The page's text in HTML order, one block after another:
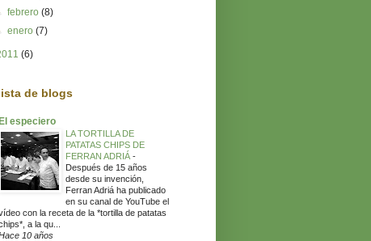
febrero(8)
enero(7)
(6)
de blogs
especiero
LA TORTILLA DE
PATATAS CHIPS DE
FERRAN ADRIÁ -
Después de 15 años
desde su invención,
Ferran Adriá ha publicado
en su canal de YouTube el
con la receta de la *tortilla de patatas
a la qu...
10 años